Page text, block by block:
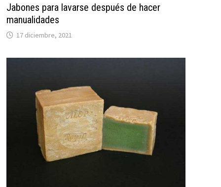
Jabones para lavarse después de hacer
manualidades
17 diciembre, 2021